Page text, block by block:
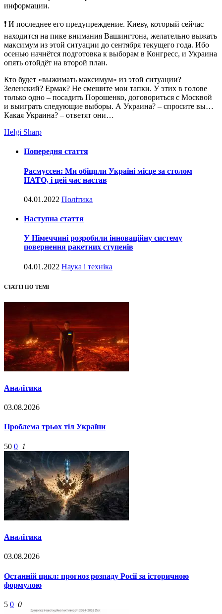
информации.
❗ И последнее его предупреждение. Киеву, который сейчас
находится на пике внимания Вашингтона, желательно выжать
максимум из этой ситуации до сентября текущего года. Ибо
осенью начнётся подготовка к выборам в Конгресс, и Украина
опять отойдёт на второй план.
Кто будет «выжимать максимум» из этой ситуации?
Зеленский? Ермак? Не смешите мои тапки. У этих в голове
только одно – посадить Порошенко, договориться с Москвой
и выиграть следующие выборы. А Украина? – спросите вы…
Какая Украина? – ответят они…
Helgi Sharp
Попередня стаття
Расмуссен: Ми обіцяли Україні місце за столом
НАТО, і цей час настав
04.01.2022 Політика
Наступна стаття
У Німеччині розробили інноваційну систему
повернення ракетних ступенів
04.01.2022 Наука і техніка
СТАТТІ ПО ТЕМІ
Аналітика
03.08.2026
Проблема трьох тіл України
50 0 1
Аналітика
03.08.2026
Останній цикл: прогноз розпаду Росії за історичною
формулою
5 0 0